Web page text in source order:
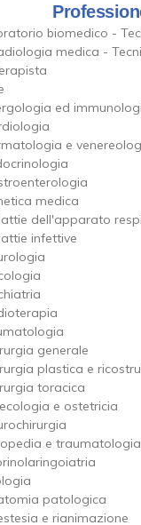
biomedico -
medica -
ed
e
medica
dell'apparato
infettive
generale
plastica e
toracica
e ostetricia
e traumatologia
patologica
e rianimazione